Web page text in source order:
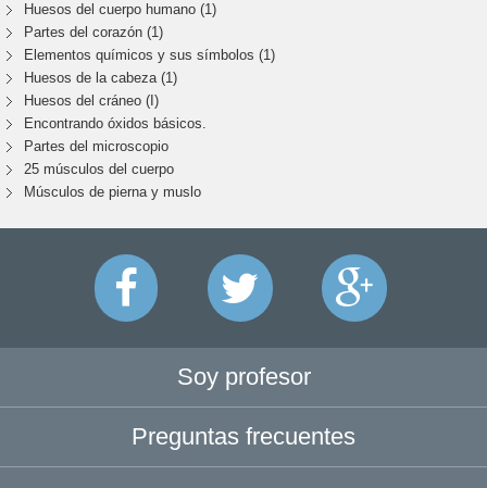
Huesos del cuerpo humano (1)
Partes del corazón (1)
Elementos químicos y sus símbolos (1)
Huesos de la cabeza (1)
Huesos del cráneo (I)
Encontrando óxidos básicos.
Partes del microscopio
25 músculos del cuerpo
Músculos de pierna y muslo
Soy profesor
Preguntas frecuentes